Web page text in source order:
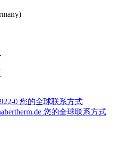
0 您的全球联系方式
您的全球联系方式